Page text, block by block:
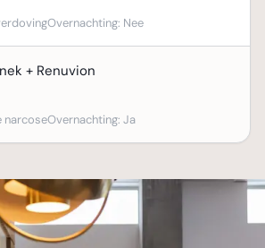
Overnachting: Nee
+ Renuvion
narcoseOvernachting: Ja